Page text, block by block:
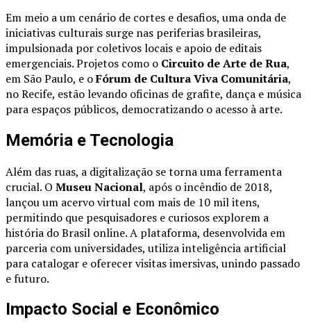
Em meio a um cenário de cortes e desafios, uma onda de
iniciativas culturais surge nas periferias brasileiras,
impulsionada por coletivos locais e apoio de editais
emergenciais. Projetos como o Circuito de Arte de Rua,
em São Paulo, e oFórum de Cultura Viva Comunitária,
no Recife, estão levando oficinas de grafite, dança e música
para espaços públicos, democratizando o acesso à arte.
Memória e Tecnologia
Além das ruas, a digitalização se torna uma ferramenta
crucial. O Museu Nacional, após o incêndio de 2018,
lançou um acervo virtual com mais de 10 mil itens,
permitindo que pesquisadores e curiosos explorem a
história do Brasil online. A plataforma, desenvolvida em
parceria com universidades, utiliza inteligência artificial
para catalogar e oferecer visitas imersivas, unindo passado
e futuro.
Impacto Social e Econômico